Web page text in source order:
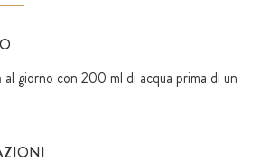
al giorno con 200 ml di acqua prima di un